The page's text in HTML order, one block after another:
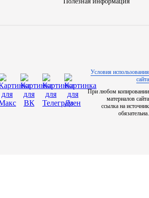
Условия использования
сайта
При любом копировании
материалов сайта
ссылка на источник
обязательна.